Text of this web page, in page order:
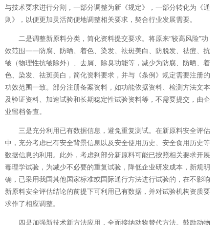
与技术要求进行分割，一部分调整为新《规定》，一部分转化为《通
则》，以便更加灵活简便地调整相关要求，契合行业发展需要。
二是调整新原料分类，简化资料提交要求。将原来“较高风险”功
效范围——防腐、防晒、着色、染发、祛斑美白、防脱发、祛痘、抗
皱（物理性抗皱除外）、去屑、除臭功能等，减少为防腐、防晒、着
色、染发、祛斑美白，简化资料要求，并与《条例》规定需要注册的
功效范围一致。部分注册备案资料，如功能依据资料、检测方法文本
及验证资料、加速试验和长期稳定性试验资料等，不需要提交，由企
业留档备查。
三是充分利用已有数据信息，避免重复测试。在新原料安全评估
中，充分考虑已有安全背景信息以及安全使用历史、安全食用历史等
数据信息的利用。此外，考虑到部分新原料可能已按照相关要求开展
毒理学试验，为减少不必要的重复试验，降低企业研发成本，新规明
确，已采用我国其他国家标准或国际通行方法进行试验的，在不影响
新原料安全评估结论的前提下可利用已有数据，并对试验机构资质要
求作了相应调整。
四是加强新技术新方法应用，全面接纳动物替代方法。鼓励动物